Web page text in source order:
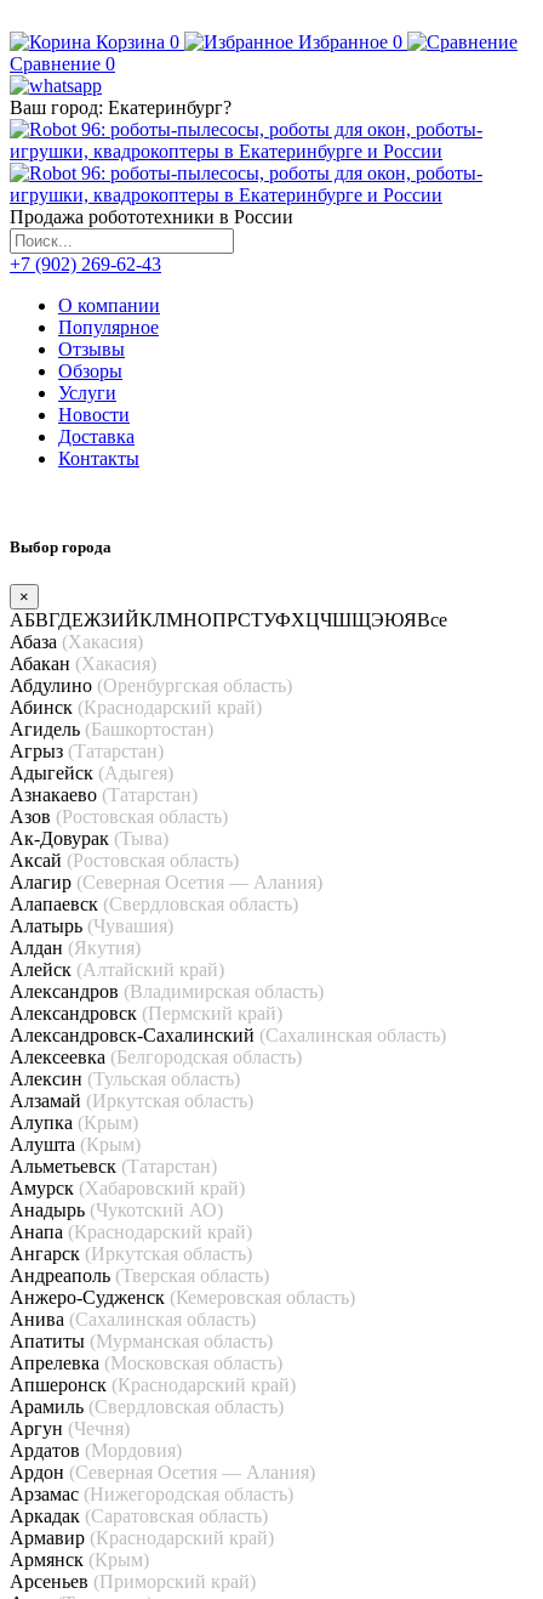
Корзина 0 Избранное 0
Сравнение 0
Ваш город: Екатеринбург?
Продажа робототехники в России
+7 (902) 269-62-43
О компании
Популярное
Отзывы
Обзоры
Услуги
Новости
Доставка
Контакты
Выбор города
×
АБВГДЕЖЗИЙКЛМНОПРСТУФХЦЧШЩЭЮЯВсе
Абаза (Хакасия)
Абакан (Хакасия)
Абдулино (Оренбургская область)
Абинск (Краснодарский край)
Агидель (Башкортостан)
Агрыз (Татарстан)
Адыгейск (Адыгея)
Азнакаево (Татарстан)
Азов (Ростовская область)
Ак-Довурак (Тыва)
Аксай (Ростовская область)
Алагир (Северная Осетия — Алания)
Алапаевск (Свердловская область)
Алатырь (Чувашия)
Алдан (Якутия)
Алейск (Алтайский край)
Александров (Владимирская область)
Александровск (Пермский край)
Александровск-Сахалинский (Сахалинская область)
Алексеевка (Белгородская область)
Алексин (Тульская область)
Алзамай (Иркутская область)
Алупка (Крым)
Алушта (Крым)
Альметьевск (Татарстан)
Амурск (Хабаровский край)
Анадырь (Чукотский АО)
Анапа (Краснодарский край)
Ангарск (Иркутская область)
Андреаполь (Тверская область)
Анжеро-Судженск (Кемеровская область)
Анива (Сахалинская область)
Апатиты (Мурманская область)
Апрелевка (Московская область)
Апшеронск (Краснодарский край)
Арамиль (Свердловская область)
Аргун (Чечня)
Ардатов (Мордовия)
Ардон (Северная Осетия — Алания)
Арзамас (Нижегородская область)
Аркадак (Саратовская область)
Армавир (Краснодарский край)
Армянск (Крым)
Арсеньев (Приморский край)